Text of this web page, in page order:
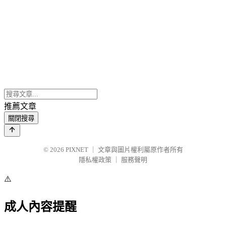
推薦文章
關閉搜尋
© 2026 PIXNET
文章與圖片權利屬原作者所有
隱私權政策
服務聲明
⚠️
成人內容提醒